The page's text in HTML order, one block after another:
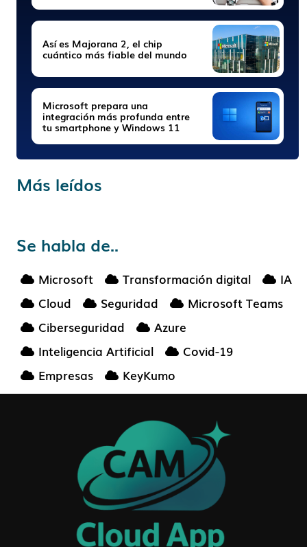
Así es Majorana 2, el chip
cuántico más fiable del mundo
Microsoft prepara una
integración más profunda entre
tu smartphone y Windows 11
Más leídos
Se habla de..
Microsoft Transformación digital
IA
Cloud
Seguridad
Microsoft Teams
Ciberseguridad
Azure
Inteligencia Artificial
Covid-19
Empresas
KeyKumo